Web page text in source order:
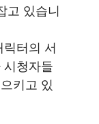
고 있습니
터의 서
시청자들
키고 있